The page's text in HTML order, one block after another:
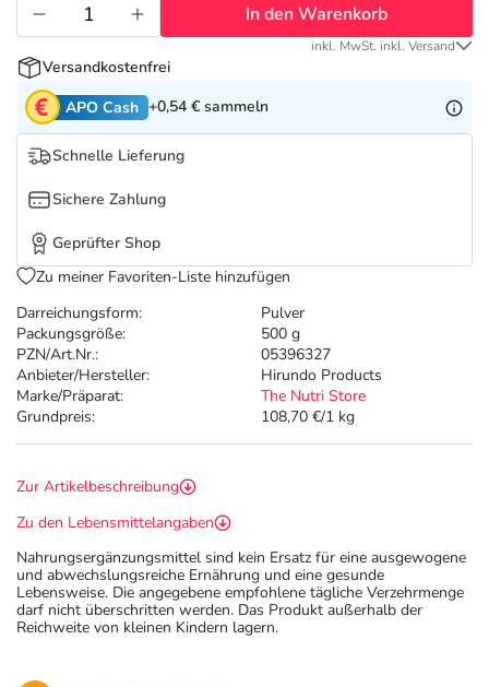
Tierapotheke
Vitamine & Mineralstoffe
Marken
Salus Deals
Darreichungsform:
Pulver
Packungsgröße:
500 g
PZN/Art.Nr.:
05396327
Anbieter/Hersteller:
Hirundo Products
Marke/Präparat:
The Nutri Store
Grundpreis:
108,70 €/1 kg
In den Warenkorb
inkl. MwSt. inkl. Versand
Versandkostenfrei
APO Cash +0,54 € sammeln
Schnelle Lieferung
Sichere Zahlung
Geprüfter Shop
Zu meiner Favoriten-Liste hinzufügen
Zur Artikelbeschreibung
Zu den Lebensmittelangaben
Nahrungsergänzungsmittel sind kein Ersatz für eine ausgewogene
und abwechslungsreiche Ernährung und eine gesunde
Lebensweise. Die angegebene empfohlene tägliche Verzehrmenge
darf nicht überschritten werden. Das Produkt außerhalb der
Reichweite von kleinen Kindern lagern.